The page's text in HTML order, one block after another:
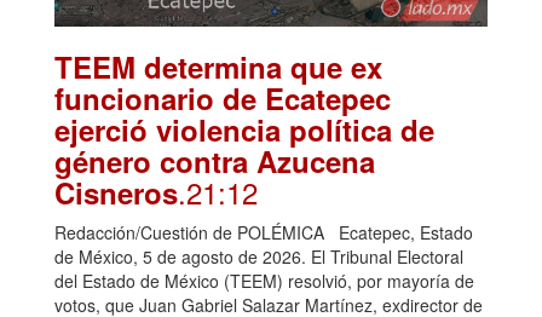
TEEM determina que ex
funcionario de Ecatepec
ejerció violencia política de
género contra Azucena
Cisneros.21:12
Redacción/Cuestión de POLÉMICA Ecatepec, Estado
de México, 5 de agosto de 2026. El Tribunal Electoral
del Estado de México (TEEM) resolvió, por mayoría de
votos, que Juan Gabriel Salazar Martínez, exdirector de